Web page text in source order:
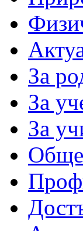
За
За
За